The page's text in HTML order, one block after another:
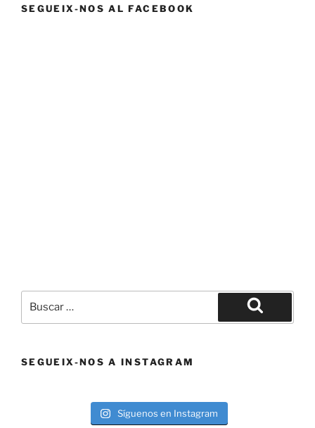
SEGUEIX-NOS AL FACEBOOK
por:
Buscar
SEGUEIX-NOS A INSTAGRAM
Síguenos en Instagram